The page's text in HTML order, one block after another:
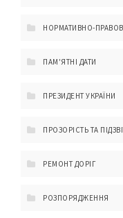
НОРМАТИВНО-
ПАМ'ЯТНІ ДАТИ
ПРЕЗИДЕНТ УКРАЇНИ
ПРОЗОРІСТЬ ТА
РЕМОНТ ДОРІГ
РОЗПОРЯДЖЕННЯ